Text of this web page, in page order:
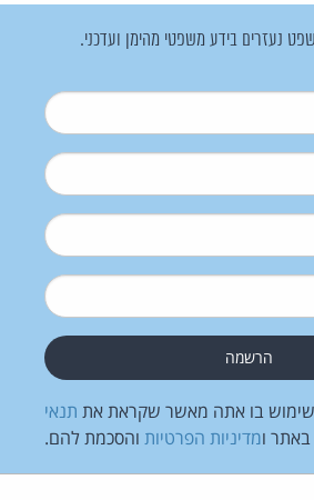
נעזרים בידע משפטי מהימן ועדכני.
בו אתה מאשר שקראת את תנאי
באתר ומדיניות הפרטיות והסכמת להם.